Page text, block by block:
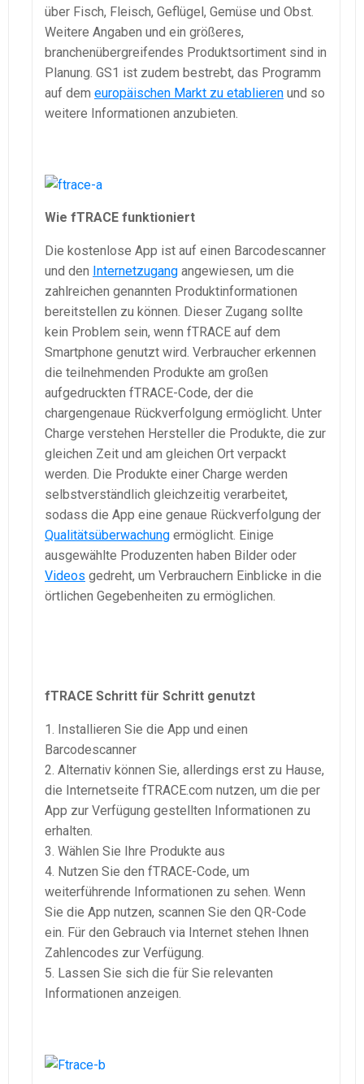
über Fisch, Fleisch, Geflügel, Gemüse und Obst.
Weitere Angaben und ein größeres,
branchenübergreifendes Produktsortiment sind in
Planung. GS1 ist zudem bestrebt, das Programm
auf dem europäischen Markt zu etablieren und so
weitere Informationen anzubieten.
Wie fTRACE funktioniert
Die kostenlose App ist auf einen Barcodescanner
und den Internetzugang angewiesen, um die
zahlreichen genannten Produktinformationen
bereitstellen zu können. Dieser Zugang sollte
kein Problem sein, wenn fTRACE auf dem
Smartphone genutzt wird. Verbraucher erkennen
die teilnehmenden Produkte am großen
aufgedruckten fTRACE-Code, der die
chargengenaue Rückverfolgung ermöglicht. Unter
Charge verstehen Hersteller die Produkte, die zur
gleichen Zeit und am gleichen Ort verpackt
werden. Die Produkte einer Charge werden
selbstverständlich gleichzeitig verarbeitet,
sodass die App eine genaue Rückverfolgung der
Qualitätsüberwachung ermöglicht. Einige
ausgewählte Produzenten haben Bilder oder
Videos gedreht, um Verbrauchern Einblicke in die
örtlichen Gegebenheiten zu ermöglichen.
fTRACE Schritt für Schritt genutzt
1. Installieren Sie die App und einen
Barcodescanner
2. Alternativ können Sie, allerdings erst zu Hause,
die Internetseite fTRACE.com nutzen, um die per
App zur Verfügung gestellten Informationen zu
erhalten.
3. Wählen Sie Ihre Produkte aus
4. Nutzen Sie den fTRACE-Code, um
weiterführende Informationen zu sehen. Wenn
Sie die App nutzen, scannen Sie den QR-Code
ein. Für den Gebrauch via Internet stehen Ihnen
Zahlencodes zur Verfügung.
5. Lassen Sie sich die für Sie relevanten
Informationen anzeigen.